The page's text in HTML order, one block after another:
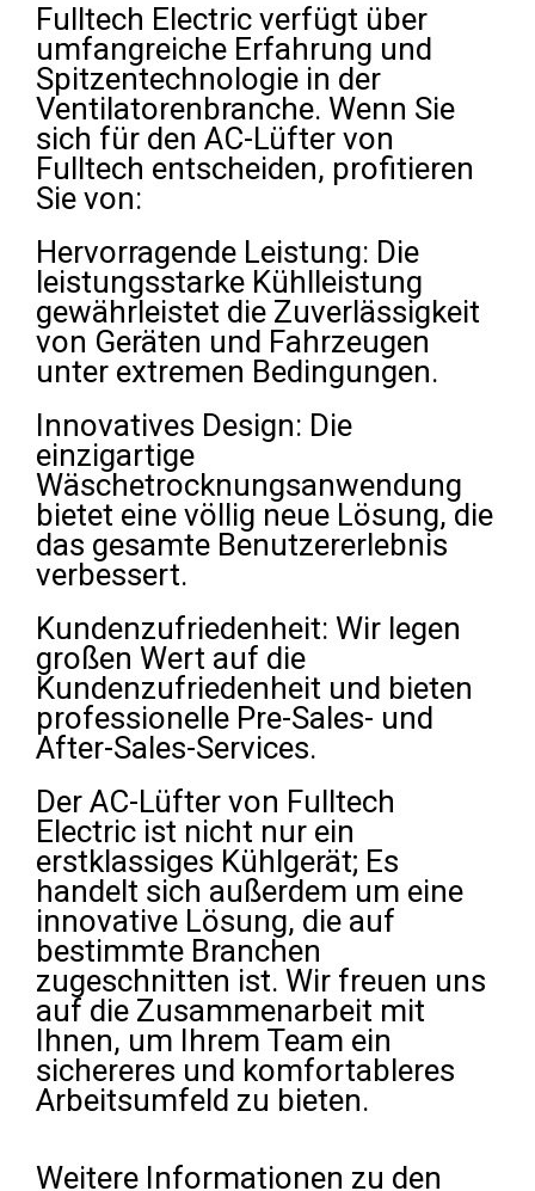
Fulltech Electric verfügt über
umfangreiche Erfahrung und
Spitzentechnologie in der
Ventilatorenbranche. Wenn Sie
sich für den AC-Lüfter von
Fulltech entscheiden, profitieren
Sie von:
Hervorragende Leistung: Die
leistungsstarke Kühlleistung
gewährleistet die Zuverlässigkeit
von Geräten und Fahrzeugen
unter extremen Bedingungen.
Innovatives Design: Die
einzigartige
Wäschetrocknungsanwendung
bietet eine völlig neue Lösung, die
das gesamte Benutzererlebnis
verbessert.
Kundenzufriedenheit: Wir legen
großen Wert auf die
Kundenzufriedenheit und bieten
professionelle Pre-Sales- und
After-Sales-Services.
Der AC-Lüfter von Fulltech
Electric ist nicht nur ein
erstklassiges Kühlgerät; Es
handelt sich außerdem um eine
innovative Lösung, die auf
bestimmte Branchen
zugeschnitten ist. Wir freuen uns
auf die Zusammenarbeit mit
Ihnen, um Ihrem Team ein
sichereres und komfortableres
Arbeitsumfeld zu bieten.
Weitere Informationen zu den